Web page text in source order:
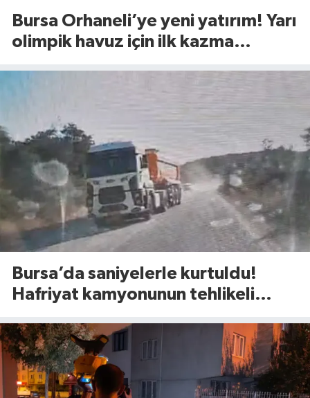
Bursa Orhaneli’ye yeni yatırım! Yarı
olimpik havuz için ilk kazma
Bursa’da saniyelerle kurtuldu!
Hafriyat kamyonunun tehlikeli